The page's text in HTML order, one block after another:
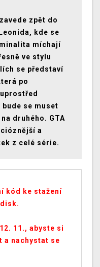
zpět do
kde se
míchají
ve stylu
se představí
po
se muset
druhého. GTA
a
z celé série.
kód ke stažení
11., abyste si
a nachystat se